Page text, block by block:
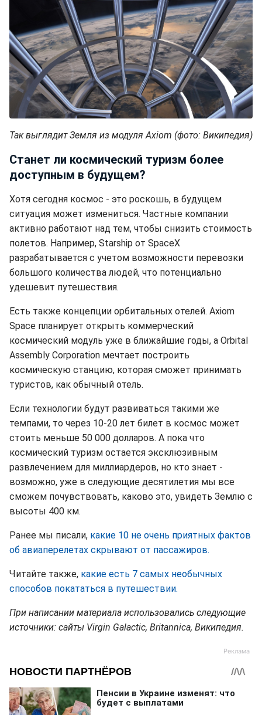
Так выглядит Земля из модуля Axiom (фото: Википедия)
Станет ли космический туризм более
доступным в будущем?
Хотя сегодня космос - это роскошь, в будущем
ситуация может измениться. Частные компании
активно работают над тем, чтобы снизить стоимость
полетов. Например, Starship от SpaceX
разрабатывается с учетом возможности перевозки
большого количества людей, что потенциально
удешевит путешествия.
Есть также концепции орбитальных отелей. Axiom
Space планирует открыть коммерческий
космический модуль уже в ближайшие годы, а Orbital
Assembly Corporation мечтает построить
космическую станцию, которая сможет принимать
туристов, как обычный отель.
Если технологии будут развиваться такими же
темпами, то через 10-20 лет билет в космос может
стоить меньше 50 000 долларов. А пока что
космический туризм остается эксклюзивным
развлечением для миллиардеров, но кто знает -
возможно, уже в следующие десятилетия мы все
сможем почувствовать, каково это, увидеть Землю с
высоты 400 км.
Ранее мы писали, какие 10 не очень приятных фактов
об авиаперелетах скрывают от пассажиров.
Читайте также, какие есть 7 самых необычных
способов покататься в путешествии.
При написании материала использовались следующие
источники: сайты Virgin Galactic, Britannica, Википедия.